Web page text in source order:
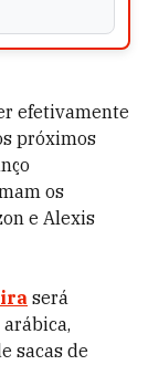
efetivamente
próximos
os
e Alexis
será
sacas de